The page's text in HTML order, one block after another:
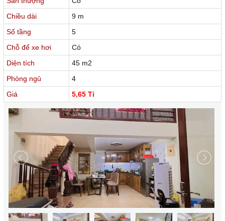
Chiều dài
9 m
Số tầng
5
Chỗ để xe hơi
Có
Diện tích
45 m2
Phòng ngủ
4
Giá
5,65 Tỉ